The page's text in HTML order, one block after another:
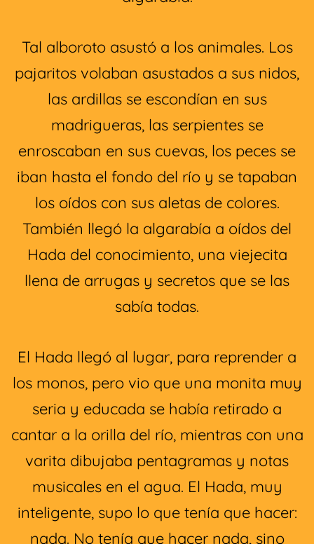
Tal alboroto asustó a los animales. Los
pajaritos volaban asustados a sus nidos,
las ardillas se escondían en sus
madrigueras, las serpientes se
enroscaban en sus cuevas, los peces se
iban hasta el fondo del río y se tapaban
los oídos con sus aletas de colores.
También llegó la algarabía a oídos del
Hada del conocimiento, una viejecita
llena de arrugas y secretos que se las
sabía todas.
El Hada llegó al lugar, para reprender a
los monos, pero vio que una monita muy
seria y educada se había retirado a
cantar a la orilla del río, mientras con una
varita dibujaba pentagramas y notas
musicales en el agua. El Hada, muy
inteligente, supo lo que tenía que hacer:
nada. No tenía que hacer nada, sino